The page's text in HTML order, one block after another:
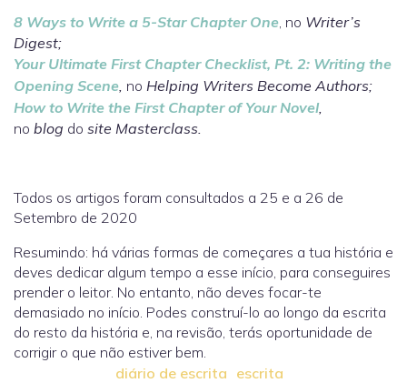
8 Ways to Write a 5-Star Chapter One , no Writer’s
Digest;
Your Ultimate First Chapter Checklist, Pt. 2: Writing the
Opening Scene no Helping Writers Become Authors;
How to Write the First Chapter of Your Novel,
no blog do site Masterclass.
Todos os artigos foram consultados a 25 e a 26 de
Setembro de 2020
Resumindo: há várias formas de começares a tua história e
deves dedicar algum tempo a esse início, para conseguires
prender o leitor. No entanto, não deves focar-te
demasiado no início. Podes construí-lo ao longo da escrita
do resto da história e, na revisão, terás oportunidade de
corrigir o que não estiver bem.
diário de escrita escrita